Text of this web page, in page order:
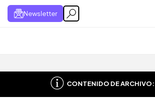
Newsletter
CONTENIDO DE ARCHIVO: